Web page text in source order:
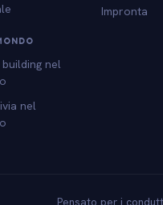
building nel
nel
Impronta
Pensato per i